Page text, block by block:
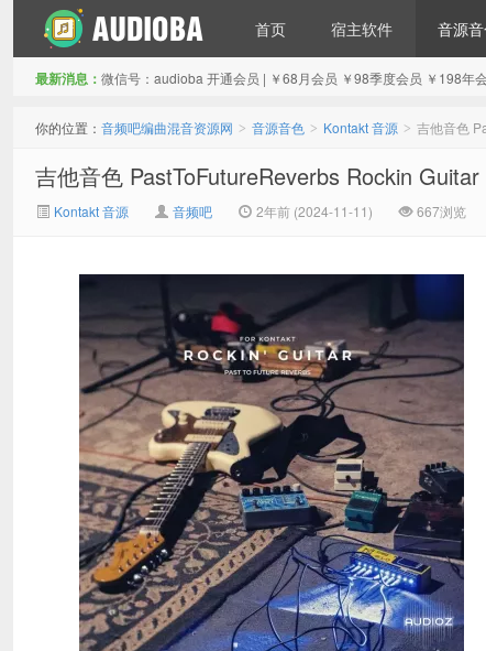
首页 宿主软件 音源
最新消息： 微信号：audioba 开通会员 | ￥68月会员 ￥98季度会员 ￥198年
你的位置： 音频吧编曲混音资源网 > 音源音色 > Kontakt 音源 > 吉他音色
吉他音色 PastToFutureReverbs Rockin
Kontakt 音源 音频吧 2年前 (2024-11-11) 667浏览